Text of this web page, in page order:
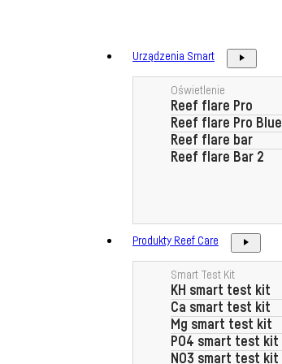
Urządzenia Smart
Oświetlenie
Reef flare Pro
Reef flare Pro Blue
Reef flare bar
Reef flare Bar 2
Produkty Reef Care
Smart Test Kit
KH smart test kit
Ca smart test kit
Mg smart test kit
PO4 smart test kit
NO3 smart test kit